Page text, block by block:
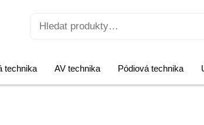
technika AV technika Pódiová technika